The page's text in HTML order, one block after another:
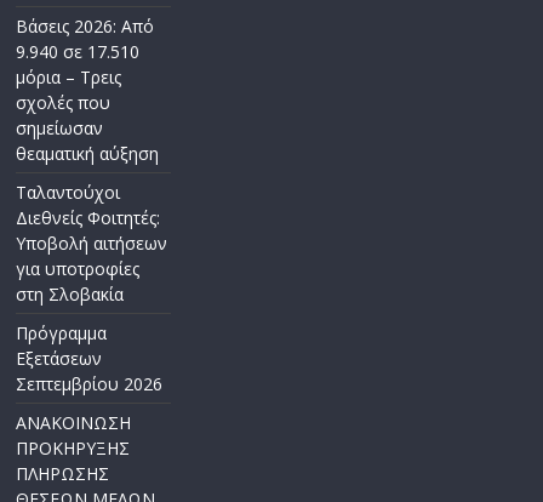
Βάσεις 2026: Από
9.940 σε 17.510
μόρια – Τρεις
σχολές που
σημείωσαν
θεαματική αύξηση
Ταλαντούχοι
Διεθνείς Φοιτητές:
Υποβολή αιτήσεων
για υποτροφίες
στη Σλοβακία
Πρόγραμμα
Εξετάσεων
Σεπτεμβρίου 2026
ΑΝΑΚΟΙΝΩΣΗ
ΠΡΟΚΗΡΥΞΗΣ
ΠΛΗΡΩΣΗΣ